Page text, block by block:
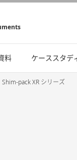
料 ケーススタデ
Shim-pack XR シリーズ